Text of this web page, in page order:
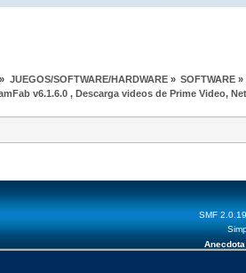
» JUEGOS/SOFTWARE/HARDWARE» SOFTWARE»
v6.1.6.0 , Descarga videos de Prime Video,
SMF 2.0.19
Anecdota